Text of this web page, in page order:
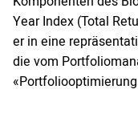
Year Index (Total
er in eine
die vom